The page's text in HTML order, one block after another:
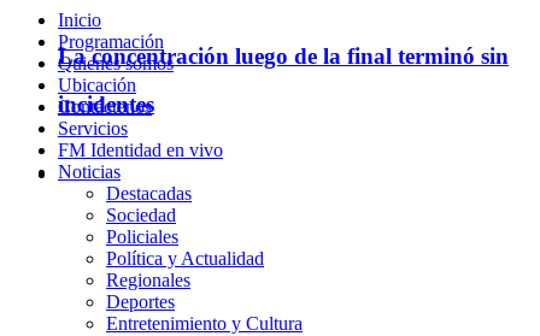
La concentración luego de la final terminó sin
incidentes
Policiales
Inicio
Programación
Quienes somos
Ubicación
Contáctenos
Servicios
FM Identidad en vivo
Noticias
Destacadas
Sociedad
Policiales
Política y Actualidad
Regionales
Deportes
Entretenimiento y Cultura